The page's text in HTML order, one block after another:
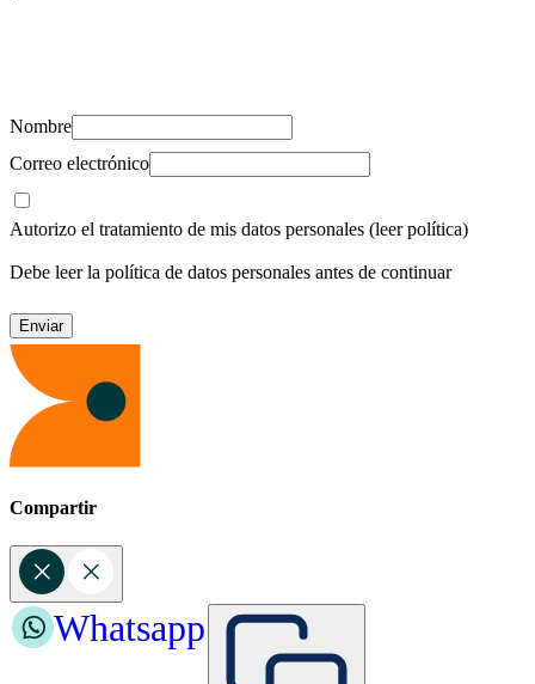
Nombre
Correo electrónico
Autorizo el tratamiento de mis datos personales (leer política)
Debe leer la política de datos personales antes de continuar
Compartir
Whatsapp